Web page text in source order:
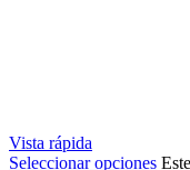
Vista rápida
Seleccionar opciones